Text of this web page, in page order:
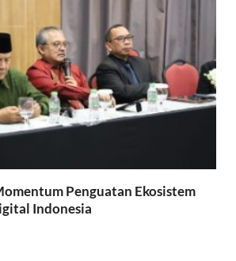
Penguatan Ekosistem
Indonesia